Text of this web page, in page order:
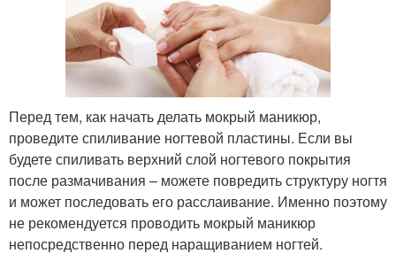
Перед тем, как начать делать мокрый маникюр,
проведите спиливание ногтевой пластины. Если вы
будете спиливать верхний слой ногтевого покрытия
после размачивания – можете повредить структуру ногтя
и может последовать его расслаивание. Именно поэтому
не рекомендуется проводить мокрый маникюр
непосредственно перед наращиванием ногтей.